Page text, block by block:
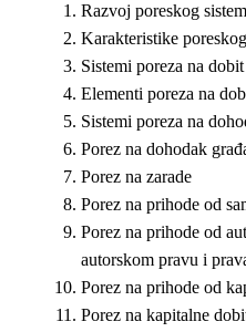
Razvoj poreskog
Karakteristike
Sistemi poreza na dobit
Elementi poreza na
Sistemi poreza na
Porez na dohodak
Porez na zarade
Porez na prihode od
Porez na prihode od
autorskom pravu i
Porez na prihode od
Porez na kapitalne